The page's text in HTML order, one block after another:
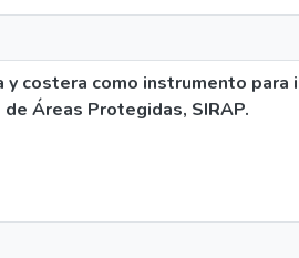
costera como instrumento
Áreas Protegidas, SIRAP.